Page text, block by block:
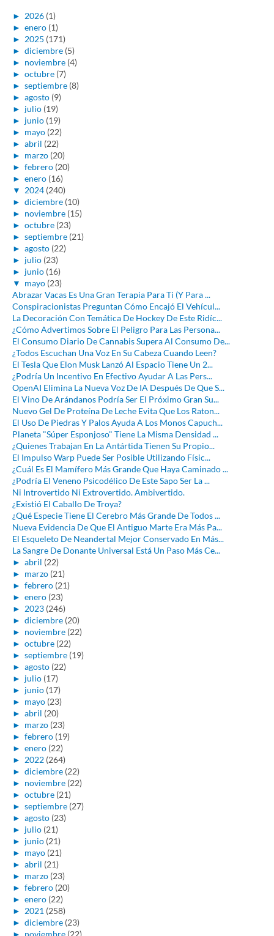
► 2026 (1)
► enero (1)
► 2025 (171)
► diciembre (5)
► noviembre (4)
► octubre (7)
► septiembre (8)
► agosto (9)
► julio (19)
► junio (19)
► mayo (22)
► abril (22)
► marzo (20)
► febrero (20)
► enero (16)
▼ 2024 (240)
► diciembre (10)
► noviembre (15)
► octubre (23)
► septiembre (21)
► agosto (22)
► julio (23)
► junio (16)
▼ mayo (23)
Abrazar Vacas Es Una Gran Terapia Para Ti (Y Para ...
Conspiracionistas Preguntan Cómo Encajó El Vehícul...
La Decoración Con Temática De Hockey De Este Ridíc...
¿Cómo Advertimos Sobre El Peligro Para Las Persona...
El Consumo Diario De Cannabis Supera Al Consumo De...
¿Todos Escuchan Una Voz En Su Cabeza Cuando Leen?
El Tesla Que Elon Musk Lanzó Al Espacio Tiene Un 2...
¿Podría Un Incentivo En Efectivo Ayudar A Las Pers...
OpenAI Elimina La Nueva Voz De IA Después De Que S...
El Vino De Arándanos Podría Ser El Próximo Gran Su...
Nuevo Gel De Proteína De Leche Evita Que Los Raton...
El Uso De Piedras Y Palos Ayuda A Los Monos Capuch...
Planeta "Súper Esponjoso" Tiene La Misma Densidad ...
¿Quienes Trabajan En La Antártida Tienen Su Propio...
El Impulso Warp Puede Ser Posible Utilizando Físic...
¿Cuál Es El Mamífero Más Grande Que Haya Caminado ...
¿Podría El Veneno Psicodélico De Este Sapo Ser La ...
Ni Introvertido Ni Extrovertido. Ambivertido.
¿Existió El Caballo De Troya?
¿Qué Especie Tiene El Cerebro Más Grande De Todos ...
Nueva Evidencia De Que El Antiguo Marte Era Más Pa...
El Esqueleto De Neandertal Mejor Conservado En Más...
La Sangre De Donante Universal Está Un Paso Más Ce...
► abril (22)
► marzo (21)
► febrero (21)
► enero (23)
► 2023 (246)
► diciembre (20)
► noviembre (22)
► octubre (22)
► septiembre (19)
► agosto (22)
► julio (17)
► junio (17)
► mayo (23)
► abril (20)
► marzo (23)
► febrero (19)
► enero (22)
► 2022 (264)
► diciembre (22)
► noviembre (22)
► octubre (21)
► septiembre (27)
► agosto (23)
► julio (21)
► junio (21)
► mayo (21)
► abril (21)
► marzo (23)
► febrero (20)
► enero (22)
► 2021 (258)
► diciembre (23)
► noviembre (22)